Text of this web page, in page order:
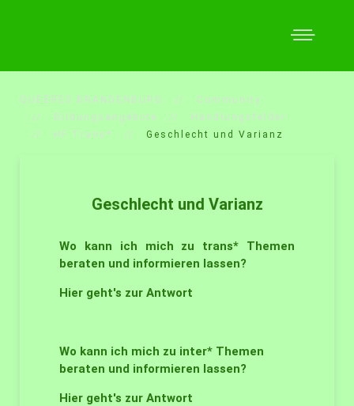
QUEERES BRANDENBURG
Community
Bildungsangebote
Handlungsfelder
HF Trans*
Geschlecht und Varianz
Geschlecht und Varianz
Wo kann ich mich zu trans* Themen
beraten und informieren lassen?
Hier geht's zur Antwort
Wo kann ich mich zu inter* Themen
beraten und informieren lassen?
Hier geht's zur Antwort